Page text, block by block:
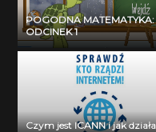
POGODNA MATEMATYKA:
ODCINEK 1
Czym jest ICANN i jak działa